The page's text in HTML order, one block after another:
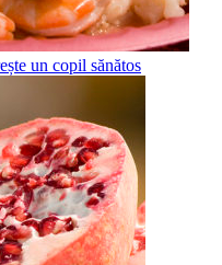
un copil sănătos